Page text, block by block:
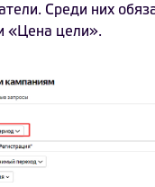
Среди них
«Цена цели».